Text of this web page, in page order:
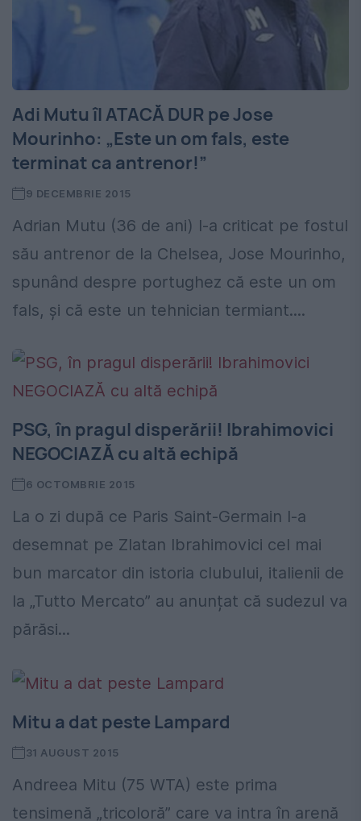
Adi Mutu îl ATACĂ DUR pe Jose
Mourinho: „Este un om fals, este
terminat ca antrenor!”
9 DECEMBRIE 2015
Adrian Mutu (36 de ani) l-a criticat pe fostul
său antrenor de la Chelsea, Jose Mourinho,
spunând despre portughez că este un om
fals, și că este un tehnician termiant....
PSG, în pragul disperării! Ibrahimovici
NEGOCIAZĂ cu altă echipă
6 OCTOMBRIE 2015
La o zi după ce Paris Saint-Germain l-a
desemnat pe Zlatan Ibrahimovici cel mai
bun marcator din istoria clubului, italienii de
la „Tutto Mercato” au anunțat că sudezul va
părăsi...
Mitu a dat peste Lampard
31 AUGUST 2015
Andreea Mitu (75 WTA) este prima
tensimenă „tricoloră” care va intra în arenă